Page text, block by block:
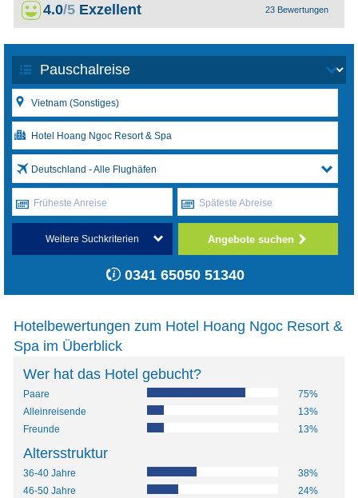
4.0/5 Exzellent 23 Bewertungen
Deutschland - Alle Flughäfen
Früheste Anreise Späteste Abreise
Weitere Suchkriterien Angebote suchen
0341 65050 51340
Hotelbewertungen zum Hotel Hoang Ngoc Resort &
Spa im Überblick
Wer hat das Hotel gebucht?
Paare
75%
Alleinreisende
13%
Freunde
13%
Altersstruktur
36-40 Jahre
38%
46-50 Jahre
24%